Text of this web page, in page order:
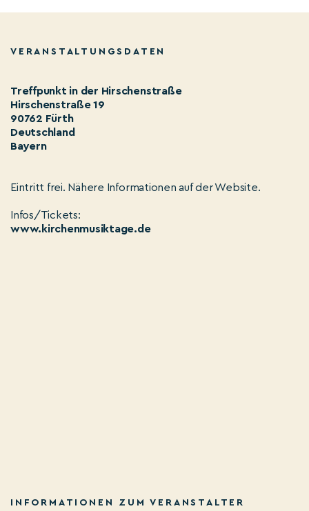
VERANSTALTUNGSDATEN
Treffpunkt in der Hirschenstraße
Hirschenstraße 19
90762 Fürth
Deutschland
Bayern
Eintritt frei. Nähere Informationen auf der Website.
Infos/Tickets:
www.kirchenmusiktage.de
INFORMATIONEN ZUM VERANSTALTER